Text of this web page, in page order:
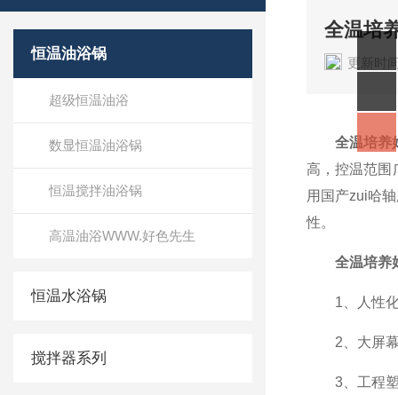
恒温油浴锅
超级恒温油浴
数显恒温油浴锅
恒温搅拌油浴锅
高温油浴WWW.好色先生
恒温水浴锅
搅拌器系列
全温培
更新时
全温培养
高，控温范围
用国产zui哈
性。
全温培养
1、人性化
2、大屏幕
3、工程塑